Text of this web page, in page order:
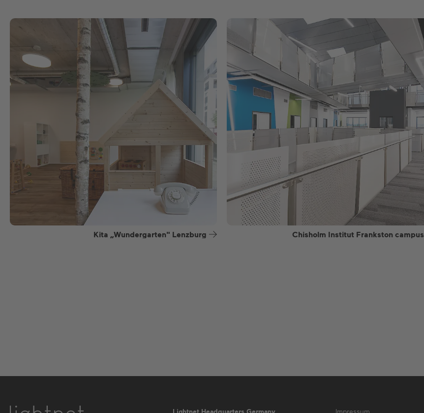
Kita „Wundergarten" Lenzburg Chisholm Institut Frankston campus
Lightnet Headquarters Germany Impressum